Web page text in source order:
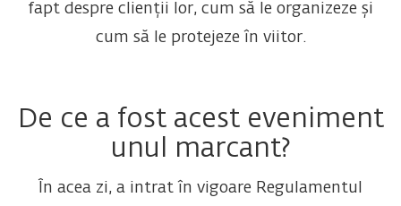
fapt despre clienții lor, cum să le organizeze și
cum să le protejeze în viitor.
De ce a fost acest eveniment
unul marcant?
În acea zi, a intrat în vigoare Regulamentul